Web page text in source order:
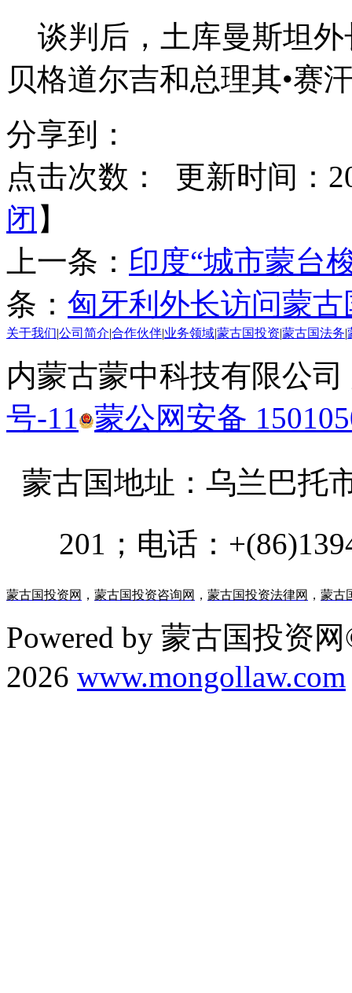
谈判后，土库曼斯坦外
贝格道尔吉和总理其•赛
分享到：
点击次数：
更新时间：
闭 】
上一条： 印度“城市蒙台
条： 匈牙利外长访问蒙古
关于我们 公司简介 合作伙伴 业务领域 蒙古国投资 蒙古国法务
内蒙古蒙中科技有限公
号-11 蒙公网安备
蒙古国地址： 乌兰巴托
201；电话：
蒙古国投资网 ， 蒙古国投资咨询网 ， 蒙古国投资法律网 ， 蒙古
Powered by 蒙古国投资
2026 www.mongollaw.com